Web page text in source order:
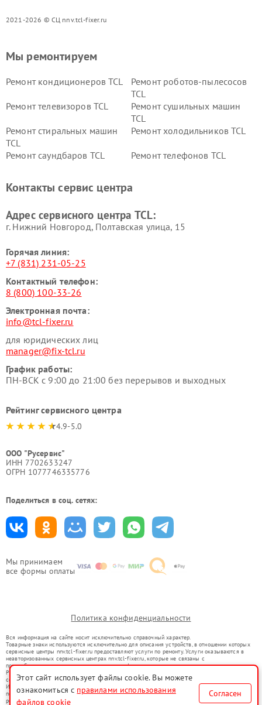
2021-2026 © СЦ nnv.tcl-fixer.ru
Мы принимаем
все формы оплаты
Мы ремонтируем
Ремонт кондиционеров TCL
Ремонт роботов-пылесосов
TCL
Ремонт телевизоров TCL
Ремонт сушильных машин
TCL
Ремонт стиральных машин
TCL
Ремонт холодильников TCL
Ремонт саундбаров TCL Ремонт телефонов TCL
Контакты сервис центра
Адрес сервисного центра TCL:
г. Нижний Новгород, Полтавская улица, 15
Горячая линия:
+7 (831) 231-05-25
Контактный телефон:
8 (800) 100-33-26
Электронная почта:
info@tcl-fixer.ru
для юридических лиц
manager@fix-tcl.ru
График работы:
ПН-ВСК с 9:00 до 21:00 без перерывов и выходных
Рейтинг сервисного центра
4.9-5.0
ООО "Русервис"
ИНН 7702633247
ОГРН 1077746335776
Поделиться в соц. сетях:
Политика конфиденциальности
Вся информация на сайте носит исключительно справочный характер.
Товарные знаки используются исключительно для описания устройств, в отношении которых
сервисные центры nnv.tcl-fixer.ru предоставляют услуги по ремонту. Услуги оказываются в
неавторизованных сервисных центрах nnv.tcl-fixer.ru, которые не связаны с
правообладателями товарных знаков или их официальными представителями.
Ремонт осуществляется для устройств, уже введенных в гражданский оборот в соответствии
со статьей 1487 ГК РФ.
Использование товарных знаков не преследует цели индивидуализации услуг или введения
потребителей в заблуждение, а служит для информирования о предоставляемых услугах по
ремонту техники указанных брендов.
Этот сайт использует файлы cookie. Вы можете
ознакомиться с правилами использования
файлов cookie
Согласен